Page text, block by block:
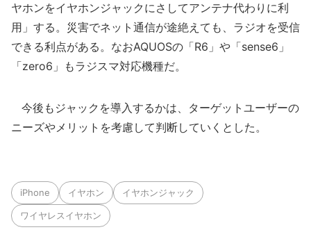
ヤホンをイヤホンジャックにさしてアンテナ代わりに利
用」する。災害でネット通信が途絶えても、ラジオを受信
できる利点がある。なおAQUOSの「R6」や「sense6」
「zero6」もラジスマ対応機種だ。
今後もジャックを導入するかは、ターゲットユーザーの
ニーズやメリットを考慮して判断していくとした。
iPhone イヤホン イヤホンジャック
ワイヤレスイヤホン